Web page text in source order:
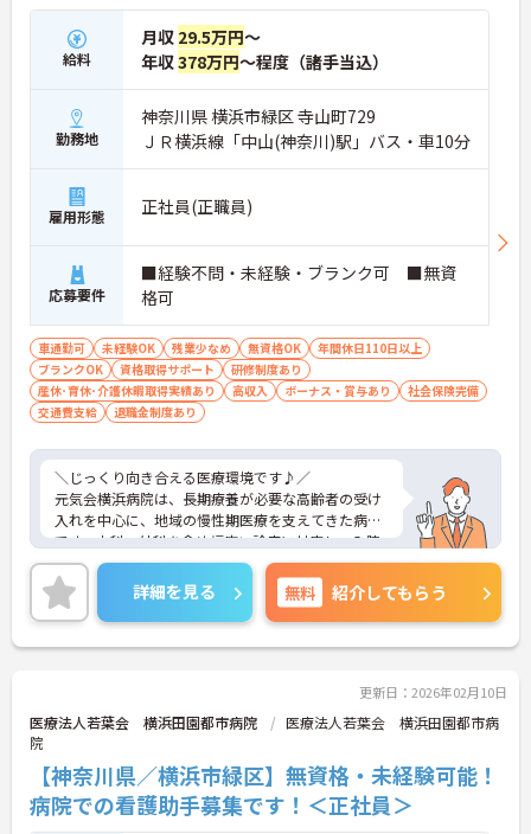
給料
月収 29.5万円～
年収378万円～程度（諸手当込）
勤務地
神奈川県 横浜市緑区 寺山町729
ＪＲ横浜線「中山(神奈川)駅」バス・車10分
雇用形態 正社員(正職員)
応募要件
■経験不問・未経験・ブランク可 ■無資
格可
車通勤可 未経験OK 残業少なめ 無資格OK
年間休日110日以上
ブランクOK
資格取得サポート
研修制度あり
産休･育休･介護休暇取得実績あり
高収入 ボーナス・賞与あり
社会保険完備
交通費支給
退職金制度あり
＼じっくり向き合える医療環境です♪／
元気会横浜病院は、長期療養が必要な高齢者の受け
入れを中心に、地域の慢性期医療を支えてきた病院
です。内科・外科を含め幅広い診療に対応し、入院
後の生活までしっかり支える体制が整っています。
医師・看護師・リハビリ職が連携しながら、一人ひ
とりの状態に合わせた継続的な医療とケアを提供。
終末期にも関わることができ、患者さまの人生に寄
り添った支援が学べる環境です。また、教育体制や
「働きやすさ」と「安定感」が魅力です！
・年間休日120日以上でしっかり休める
詳細を見る 無料 紹介してもらう
更新日：2026年02月10日
医療法人若葉会 横浜田園都市病院
医療法人若葉会 横浜田園都市病
院
【神奈川県／横浜市緑区】無資格・未経験可能！
病院での看護助手募集です！＜正社員＞